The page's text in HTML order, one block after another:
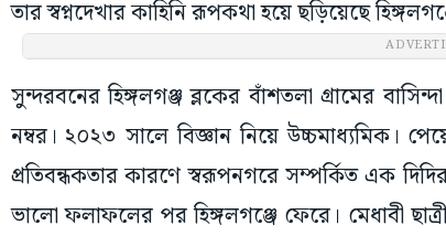
তার স্বপ্নদেখার কাহিনি রূপকথা হয়ে ছড়িয়েছে
সুন্দরবনের হিঙ্গলগঞ্জ ব্লকের বাঁশতলা গ্রামের
নম্বর। ২০২৩ সালে বিজ্ঞান নিয়ে উচ্চমাধ্যমিক।
প্রতিবন্ধকতার কারণে স্বরূপনগরে সম্পর্কিত এক
ভালো ফলাফলের পর হিঙ্গলগঞ্জে ফেরে। মেধাবী